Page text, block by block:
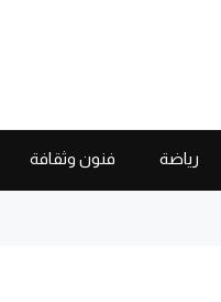
رياضة فنون وثقافة